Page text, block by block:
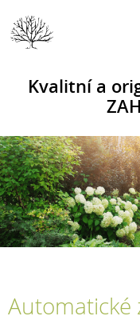
Kvalitní a
Automatické